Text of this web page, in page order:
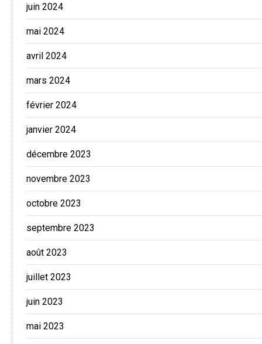
juin 2024
mai 2024
avril 2024
mars 2024
février 2024
janvier 2024
décembre 2023
novembre 2023
octobre 2023
septembre 2023
août 2023
juillet 2023
juin 2023
mai 2023